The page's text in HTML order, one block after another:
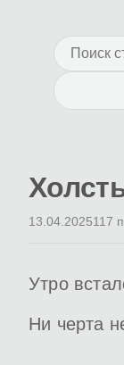
13.04.2025117
Утро
Ни черта